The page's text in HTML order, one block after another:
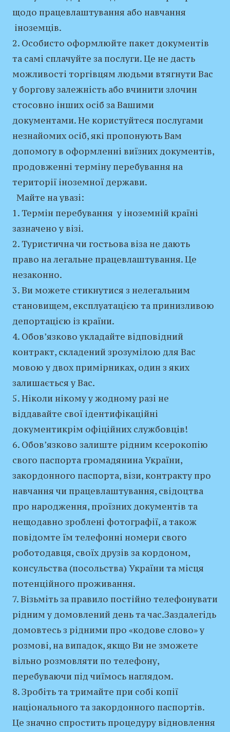
щодо працевлаштування або навчання
іноземців.
2. Особисто оформлюйте пакет документів
та самі сплачуйте за послуги. Це не дасть
можливості торгівцям людьми втягнути Вас
у боргову залежність або вчинити злочин
стосовно інших осіб за Вашими
документами. Не користуйтеся послугами
незнайомих осіб, які пропонують Вам
допомогу в оформленні виїзних документів,
продовженні терміну перебування на
території іноземної держави.
Майте на увазі:
1. Термін перебування у іноземній країні
зазначено у візі.
2. Туристична чи гостьова віза не дають
право на легальне працевлаштування. Це
незаконно.
3. Ви можете стикнутися з нелегальним
становищем, експлуатацією та принизливою
депортацією із країни.
4. Обов’язково укладайте відповідний
контракт, складений зрозумілою для Вас
мовою у двох примірниках, один з яких
залишається у Вас.
5. Ніколи нікому у жодному разі не
віддавайте свої ідентифікаційні
документикрім офіційних службовців!
6. Обов’язково залиште рідним ксерокопію
свого паспорта громадянина України,
закордонного паспорта, візи, контракту про
навчання чи працевлаштування, свідоцтва
про народження, проїзних документів та
нещодавно зроблені фотографії, а також
повідомте їм телефонні номери свого
роботодавця, своїх друзів за кордоном,
консульства (посольства) України та місця
потенційного проживання.
7. Візьміть за правило постійно телефонувати
рідним у домовлений день та час.Заздалегідь
домовтесь з рідними про «кодове слово» у
розмові, на випадок, якщо Ви не зможете
вільно розмовляти по телефону,
перебуваючи під чиїмось наглядом.
8. Зробіть та тримайте при собі копії
національного та закордонного паспортів.
Це значно спростить процедуру відновлення